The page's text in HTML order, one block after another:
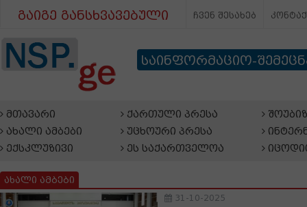
გაიგე განსხვავებული ჩვენ შესახებ
საინფორმაციო-
მთავარი
ახალი ამბები
ექსკლუზივი
ქართული პრესა
უცხოური პრესა
ეს საქართველოა
ახალი ამბები
31-10-2025